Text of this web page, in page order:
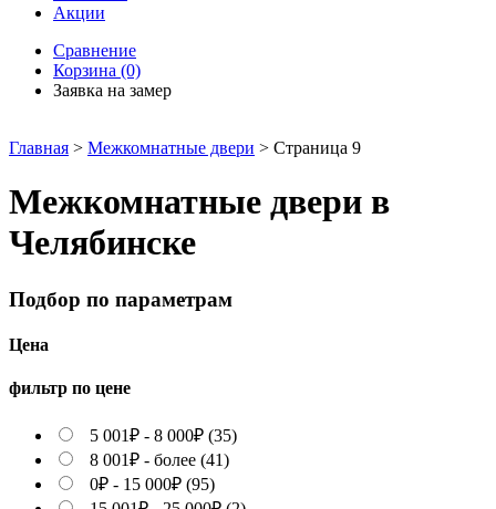
Акции
Сравнение
Корзина (0)
Заявка на замер
Главная > Межкомнатные двери > Страница 9
Межкомнатные двери в
Челябинске
Подбор по параметрам
Цена
фильтр по цене
5 001₽ - 8 000₽ (35)
8 001₽ - более (41)
0₽ - 15 000₽ (95)